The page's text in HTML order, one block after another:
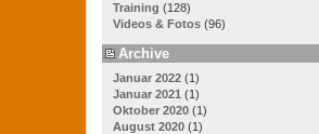
Training (128)
Videos & Fotos (96)
Archive
Januar 2022 (1)
Januar 2021 (1)
Oktober 2020 (1)
August 2020 (1)